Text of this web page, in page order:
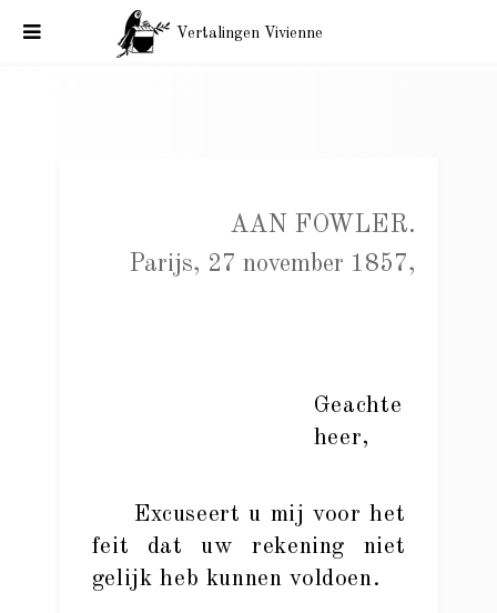
Vertalingen Vivienne
AAN FOWLER.
Parijs, 27 november 1857,
Geachte
heer,
Excuseert u mij voor het
feit dat uw rekening niet
gelijk heb kunnen voldoen.